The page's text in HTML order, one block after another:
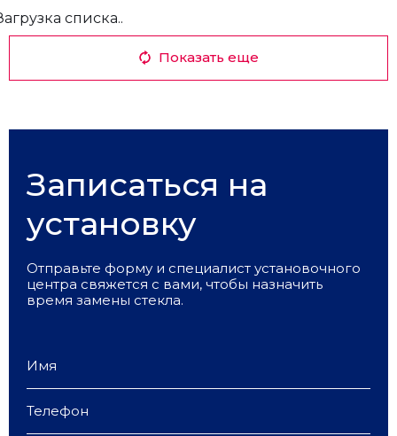
списка..
Показать еще
Записаться на
установку
Отправьте форму и специалист установочного
центра свяжется с вами, чтобы назначить
время замены стекла.